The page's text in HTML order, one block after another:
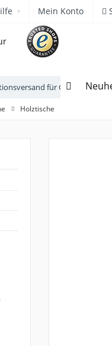
Mein Konto
für Gartenmöbel
Holztische